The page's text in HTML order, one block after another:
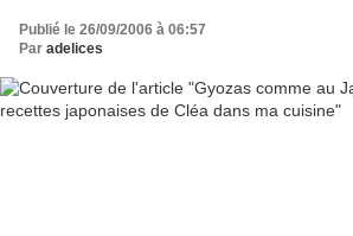
Publié le 26/09/2006 à 06:57
Par adelices